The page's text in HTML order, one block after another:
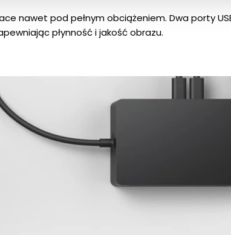
nawet pod pełnym obciążeniem. Dwa porty
płynność i jakość obrazu.